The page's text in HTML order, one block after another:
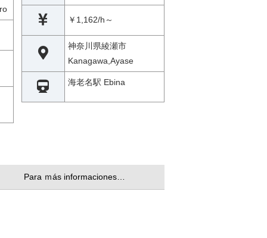
￥1,162/h～
神奈川県綾瀬市
Kanagawa,Ayase
海老名駅 Ebina
Para ｍás informaciones…